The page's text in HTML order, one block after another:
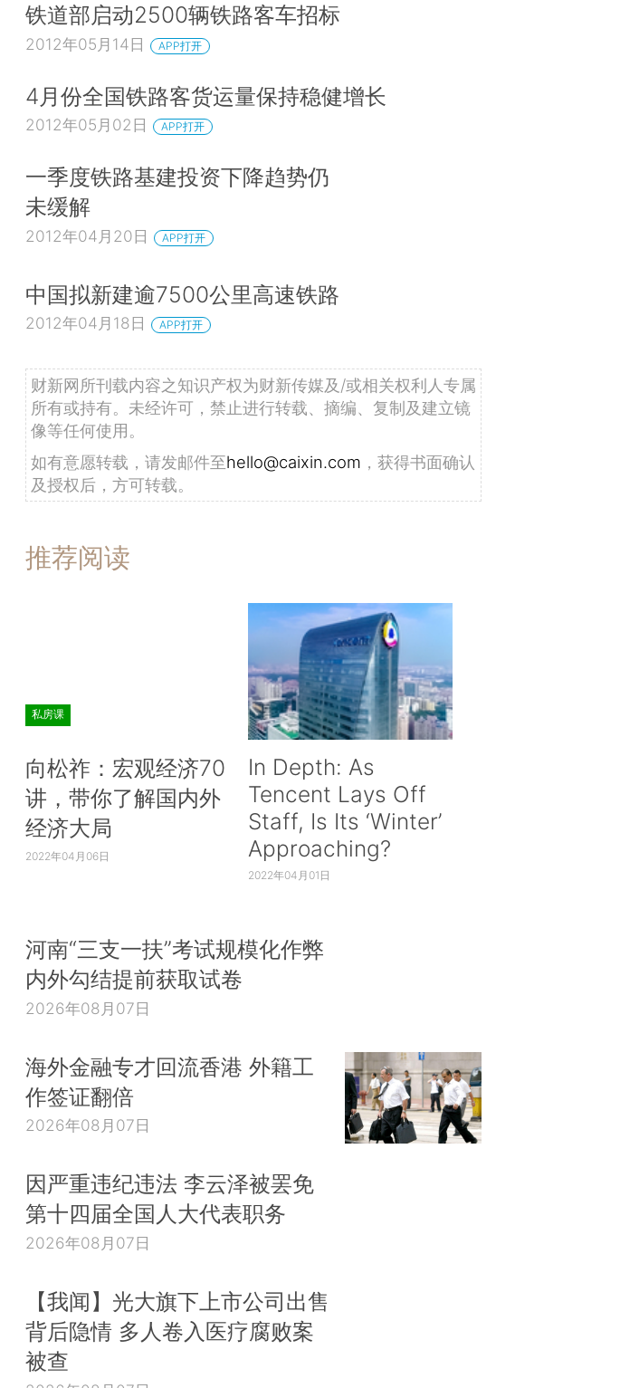
铁道部启动2500辆铁路客车招标
2012年05月14日 APP打开
4月份全国铁路客货运量保持稳健增长
2012年05月02日 APP打开
一季度铁路基建投资下降趋势仍
未缓解
2012年04月20日 APP打开
中国拟新建逾7500公里高速铁路
2012年04月18日 APP打开
财新网所刊载内容之知识产权为财新传媒及/或相关权利人专属
所有或持有。未经许可，禁止进行转载、摘编、复制及建立镜
像等任何使用。
如有意愿转载，请发邮件至hello@caixin.com ，获得书面确认
及授权后，方可转载。
推荐阅读
私房课
向松祚：宏观经济70
讲，带你了解国内外
经济大局
2022年04月06日
In Depth: As
Tencent Lays Off
Staff, Is Its ‘Winter’
Approaching?
2022年04月01日
河南“三支一扶”考试规模化作弊
内外勾结提前获取试卷
2026年08月07日
海外金融专才回流香港 外籍工
作签证翻倍
2026年08月07日
因严重违纪违法 李云泽被罢免
第十四届全国人大代表职务
2026年08月07日
【我闻】光大旗下上市公司出售
背后隐情 多人卷入医疗腐败案
被查